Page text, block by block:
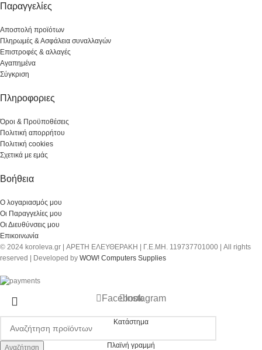
Παραγγελίες
Αποστολή προϊότων
Πληρωμές & Ασφάλεια συναλλαγών
Επιστροφές & αλλαγές
Αγαπημένα
Σύγκριση
Πληροφοριες
Όροι & Προϋποθέσεις
Πολιτική απορρήτου
Πολιτική cookies
Σχετικά με εμάς
Βοήθεια
Ο λογαριασμός μου
Οι Παραγγελίες μου
Οι Διευθύνσεις μου
Επικοινωνία
© 2024 koroleva.gr | ΑΡΕΤΗ ΕΛΕΥΘΕΡΑΚΗ | Γ.Ε.ΜΗ. 119737701000 | All rights
reserved | Developed by WOW! Computers Supplies
Αναζήτηση
FacebookInstagram
Κατάστημα
Πλαϊνή γραμμή